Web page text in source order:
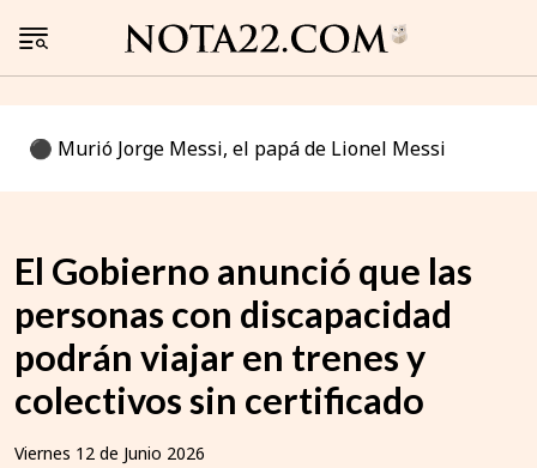
⚫️ Murió Jorge Messi, el papá de Lionel Messi
El Gobierno anunció que las
personas con discapacidad
podrán viajar en trenes y
colectivos sin certificado
Viernes 12 de Junio 2026